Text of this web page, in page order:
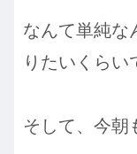
なんて単純な
りたいくらい
そして、今朝